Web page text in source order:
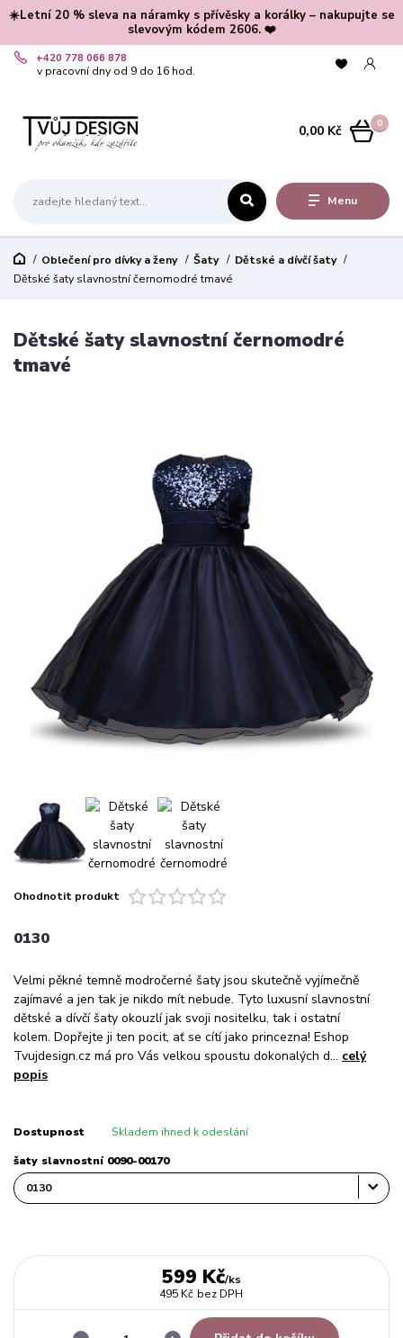
☀️Letní 20 % sleva na náramky s přívěsky a korálky – nakupujte se
slevovým kódem 2606. ❤️
Menu
+420 778 066 878
v pracovní dny od 9 do 16 hod.
0
0,00 Kč
Oblečení pro dívky a ženy Šaty
Dětské a dívčí šaty
Dětské šaty slavnostní černomodré tmavé
Dětské šaty slavnostní černomodré
tmavé
Ohodnotit produkt
0130
Velmi pěkné temně modročerné šaty jsou skutečně vyjímečně
zajímavé a jen tak je nikdo mít nebude. Tyto luxusní slavnostní
dětské a dívčí šaty okouzlí jak svoji nositelku, tak i ostatní
kolem. Dopřejte ji ten pocit, ať se cítí jako princezna! Eshop
Tvujdesign.cz má pro Vás velkou spoustu dokonalých d... celý
popis
Dostupnost Skladem ihned k odeslání
šaty slavnostní 0090-00170
599 Kč/ks
495 Kč bez DPH